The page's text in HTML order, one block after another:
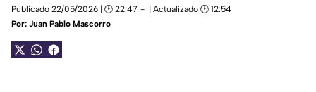
Publicado 22/05/2026 | 🕑 22:47
| Actualizado 🕑 12:54
Por: Juan Pablo Mascorro